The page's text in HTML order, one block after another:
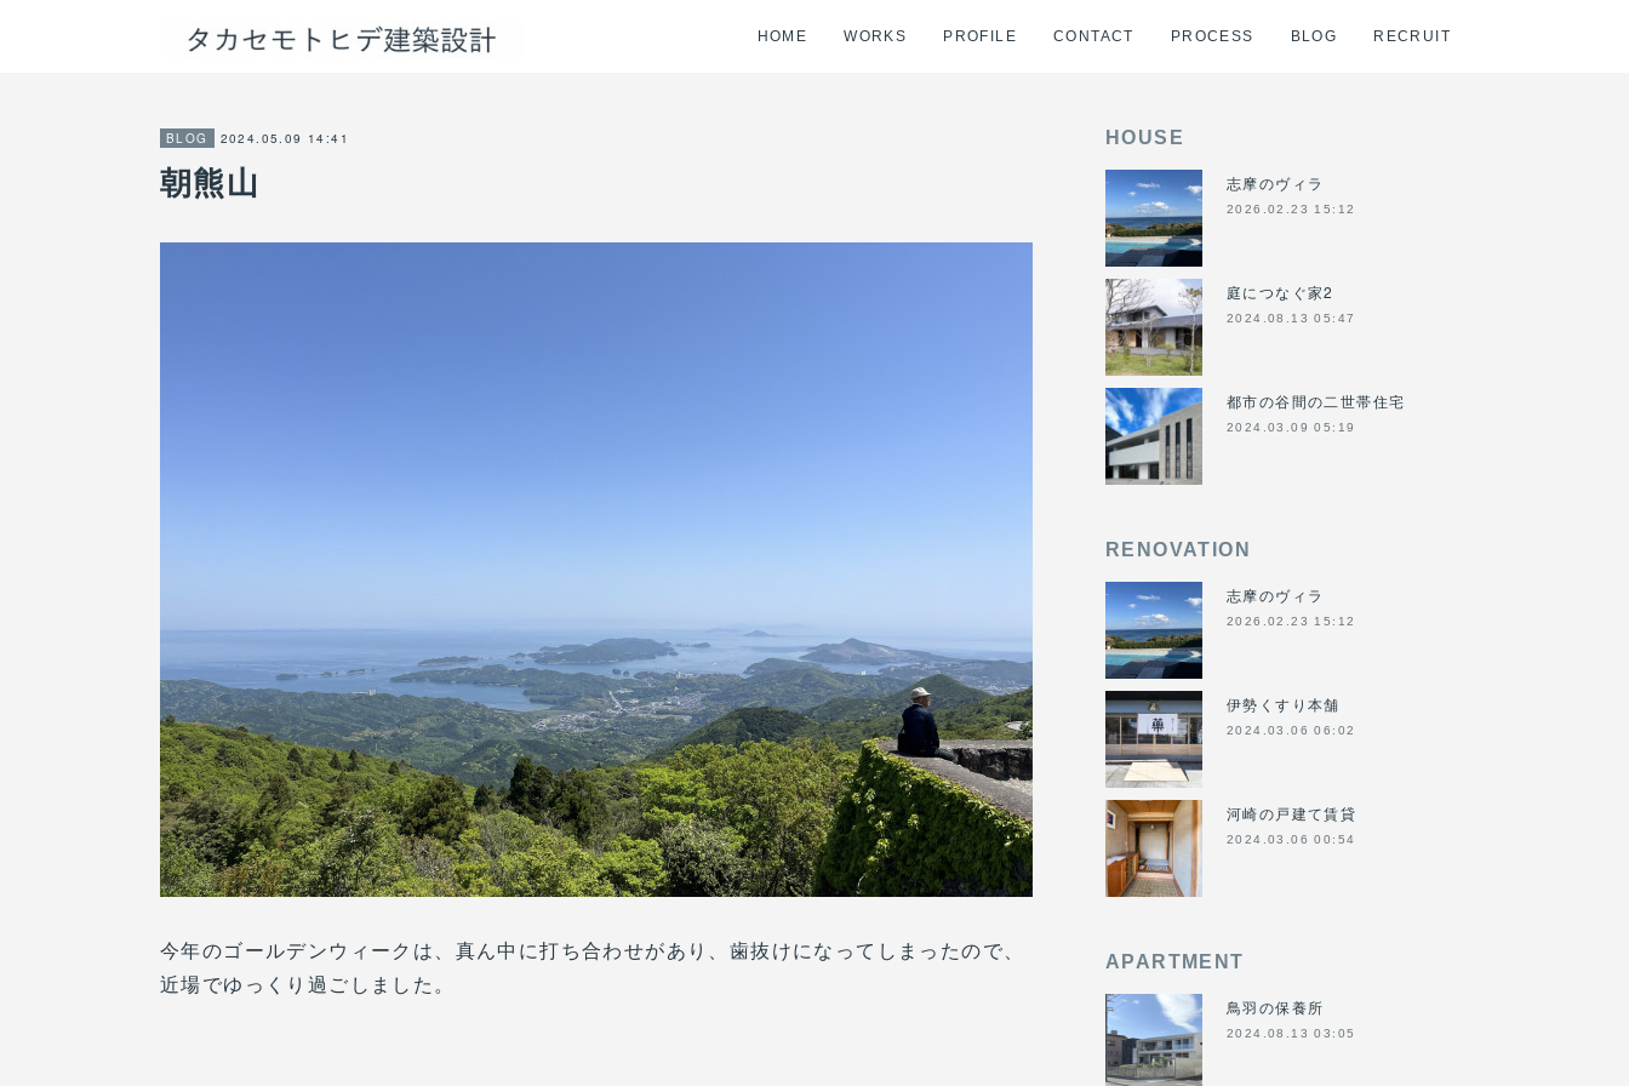
HOME WORKS PROFILE CONTACT PROCESS BLOG RECRUIT
BLOG 2024.05.09 14:41
朝熊山
今年のゴールデンウィークは、真ん中に打ち合わせがあり、歯抜けになってしまったので、
近場でゆっくり過ごしました。
HOUSE
志摩のヴィラ
2026.02.23 15:12
庭につなぐ家2
2024.08.13 05:47
都市の谷間の二世帯住宅
2024.03.09 05:19
RENOVATION
志摩のヴィラ
2026.02.23 15:12
伊勢くすり本舗
2024.03.06 06:02
河崎の戸建て賃貸
2024.03.06 00:54
APARTMENT
鳥羽の保養所
2024.08.13 03:05